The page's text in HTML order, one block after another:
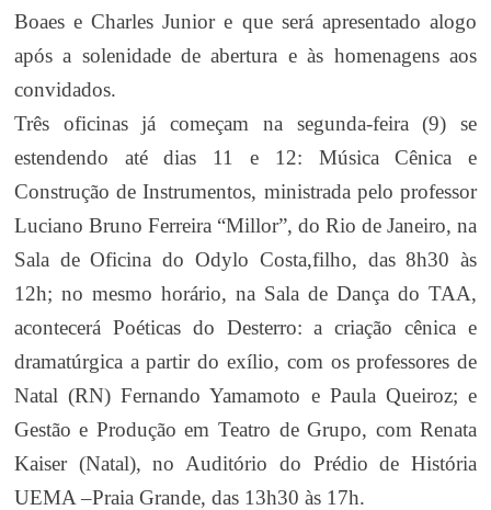
Boaes e Charles Junior e que será apresentado alogo
após a solenidade de abertura e às homenagens aos
convidados.
Três oficinas já começam na segunda-feira (9) se
estendendo até dias 11 e 12: Música Cênica e
Construção de Instrumentos, ministrada pelo professor
Luciano Bruno Ferreira “Millor”, do Rio de Janeiro, na
Sala de Oficina do Odylo Costa,filho, das 8h30 às
12h; no mesmo horário, na Sala de Dança do TAA,
acontecerá Poéticas do Desterro: a criação cênica e
dramatúrgica a partir do exílio, com os professores de
Natal (RN) Fernando Yamamoto e Paula Queiroz; e
Gestão e Produção em Teatro de Grupo, com Renata
Kaiser (Natal), no Auditório do Prédio de História
UEMA –Praia Grande, das 13h30 às 17h.